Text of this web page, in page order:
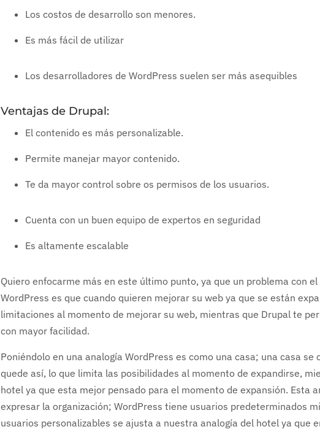
Los costos de desarrollo son menores.
Es más fácil de utilizar
Los desarrolladores de WordPress suelen ser más asequibles
Ventajas de Drupal:
El contenido es más personalizable.
Permite manejar mayor contenido.
Te da mayor control sobre os permisos de los usuarios.
Cuenta con un buen equipo de expertos en seguridad
Es altamente escalable
Quiero enfocarme más en este último punto, ya que un problema con
WordPress es que cuando quieren mejorar su web ya que se están
limitaciones al momento de mejorar su web, mientras que Drupal te
con mayor facilidad.
Poniéndolo en una analogía WordPress es como una casa; una casa se
quede así, lo que limita las posibilidades al momento de expandirse,
hotel ya que esta mejor pensado para el momento de expansión. Esta
expresar la organización; WordPress tiene usuarios predeterminados
usuarios personalizables se ajusta a nuestra analogía del hotel ya que